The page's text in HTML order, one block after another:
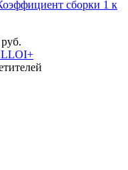
сборки 1 к